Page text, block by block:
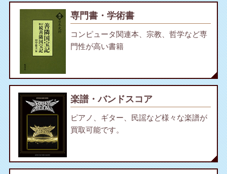
専門書・学術書
コンピュータ関連本、宗教、哲学など専
門性が高い書籍
楽譜・バンドスコア
ピアノ、ギター、民謡など様々な楽譜が
買取可能です。